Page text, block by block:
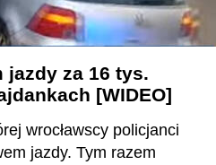
jazdy za 16 tys.
[WIDEO]
wrocławscy policjanci
jazdy. Tym razem